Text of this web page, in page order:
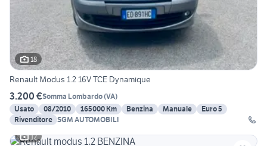
18
Renault Modus 1.2 16V TCE Dynamique
3.200 €Somma Lombardo(VA)
Usato
08/2010 165000 Km Benzina Manuale
Euro 5
Rivenditore SGM AUTOMOBILI
12